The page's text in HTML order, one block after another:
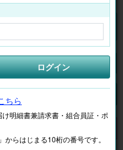
マイページ
検索
、お取扱いしておりません。
ログイン
ちら
明細書兼請求書・組合員証・ポ
からはじまる10桁の番号です。